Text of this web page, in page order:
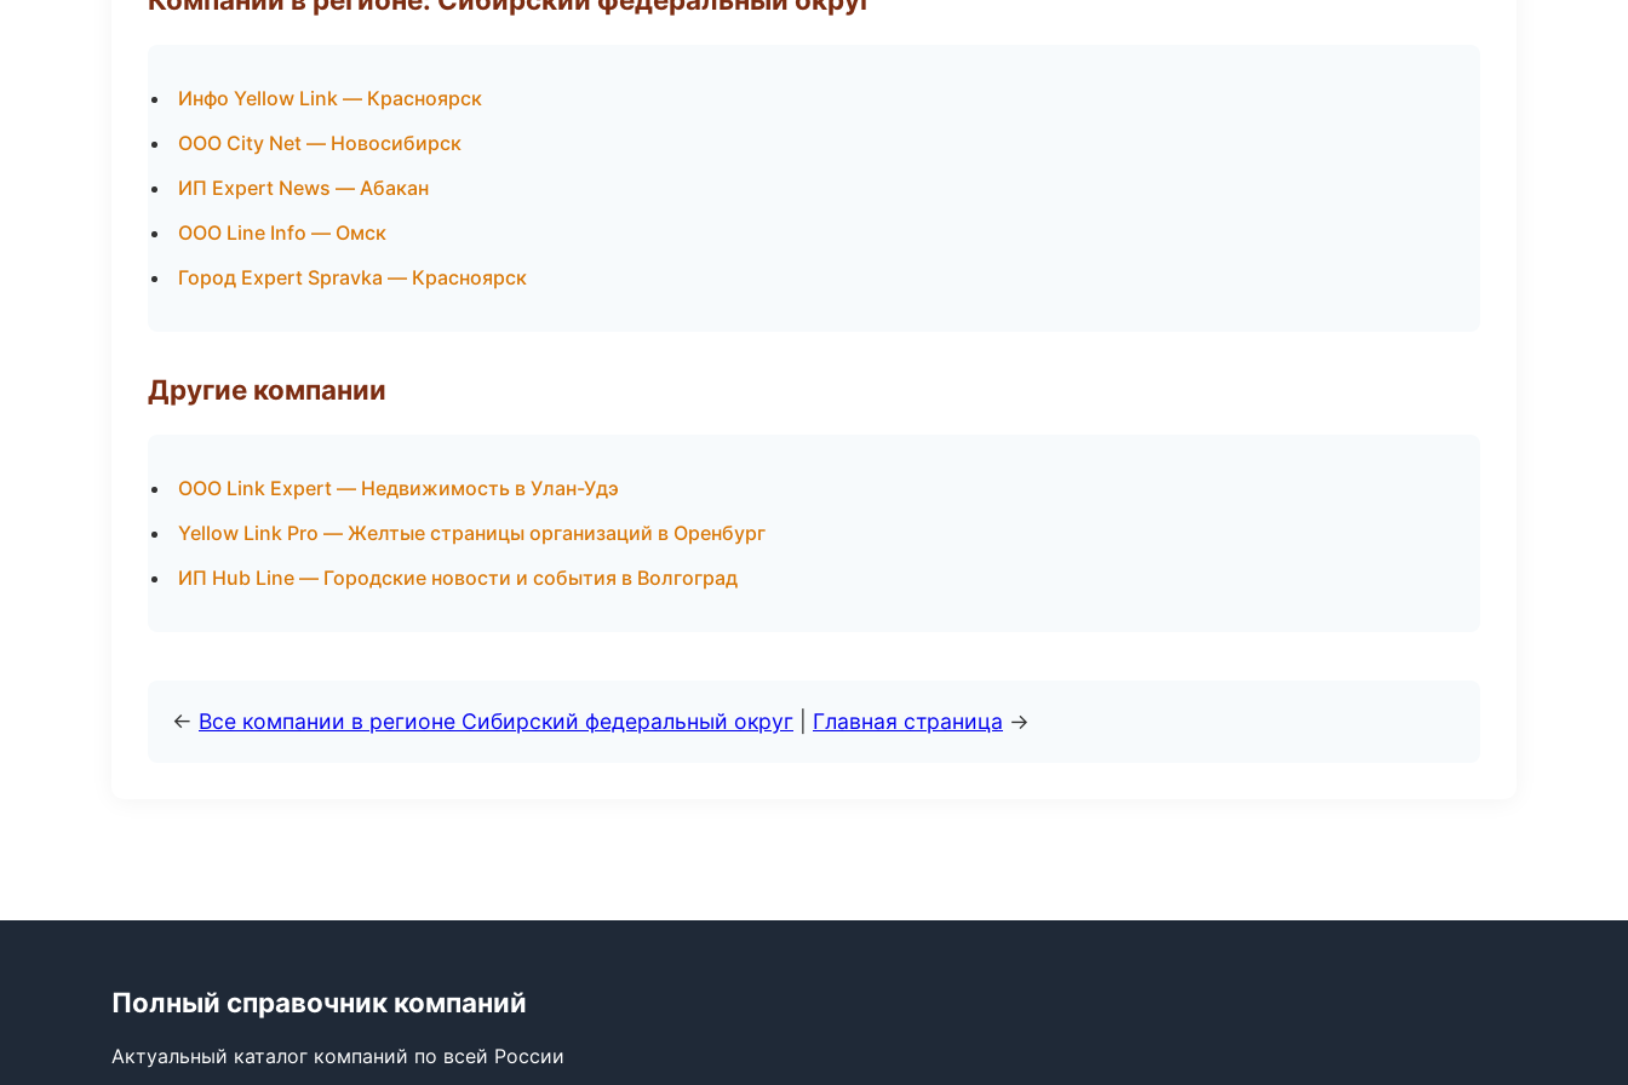
Инфо Yellow Link — Красноярск
ООО City Net — Новосибирск
ИП Expert News — Абакан
ООО Line Info — Омск
Город Expert Spravka — Красноярск
Другие компании
ООО Link Expert — Недвижимость в Улан-Удэ
Yellow Link Pro — Желтые страницы организаций в Оренбург
ИП Hub Line — Городские новости и события в Волгоград
← Все компании в регионе Сибирский федеральный округ Главная страница →
Полный справочник компаний
Актуальный каталог компаний по всей России